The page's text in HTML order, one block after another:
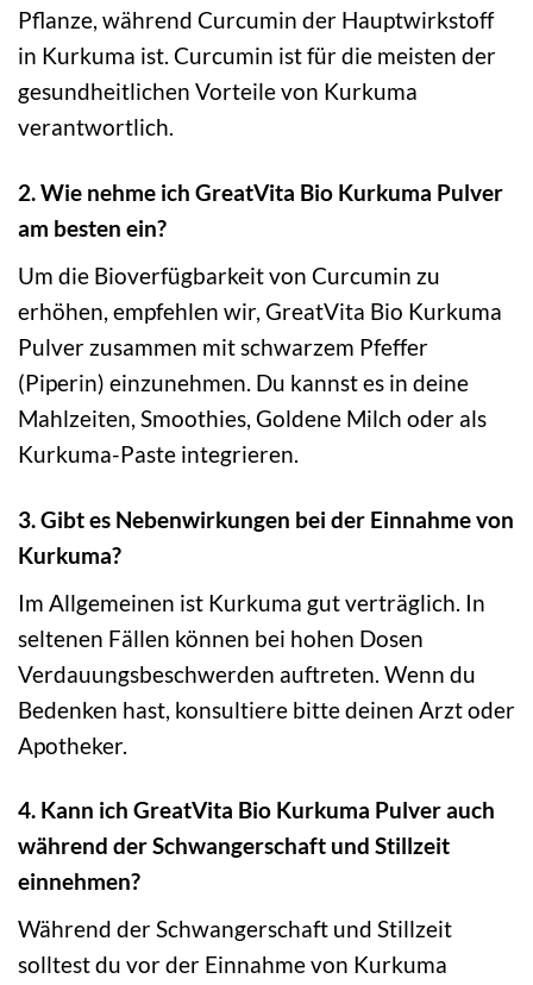
Pflanze, während Curcumin der Hauptwirkstoff
in Kurkuma ist. Curcumin ist für die meisten der
gesundheitlichen Vorteile von Kurkuma
verantwortlich.
2. Wie nehme ich GreatVita Bio Kurkuma Pulver
am besten ein?
Um die Bioverfügbarkeit von Curcumin zu
erhöhen, empfehlen wir, GreatVita Bio Kurkuma
Pulver zusammen mit schwarzem Pfeffer
(Piperin) einzunehmen. Du kannst es in deine
Mahlzeiten, Smoothies, Goldene Milch oder als
Kurkuma-Paste integrieren.
3. Gibt es Nebenwirkungen bei der Einnahme von
Kurkuma?
Im Allgemeinen ist Kurkuma gut verträglich. In
seltenen Fällen können bei hohen Dosen
Verdauungsbeschwerden auftreten. Wenn du
Bedenken hast, konsultiere bitte deinen Arzt oder
Apotheker.
4. Kann ich GreatVita Bio Kurkuma Pulver auch
während der Schwangerschaft und Stillzeit
einnehmen?
Während der Schwangerschaft und Stillzeit
solltest du vor der Einnahme von Kurkuma